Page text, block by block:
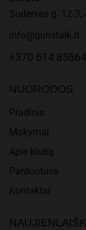
Sudervės g. 12-3,
info@gunstalk.lt
+370 614 85664
NUORODOS
Pradinis
Mokymai
Apie klubą
Parduotuvė
Kontaktai